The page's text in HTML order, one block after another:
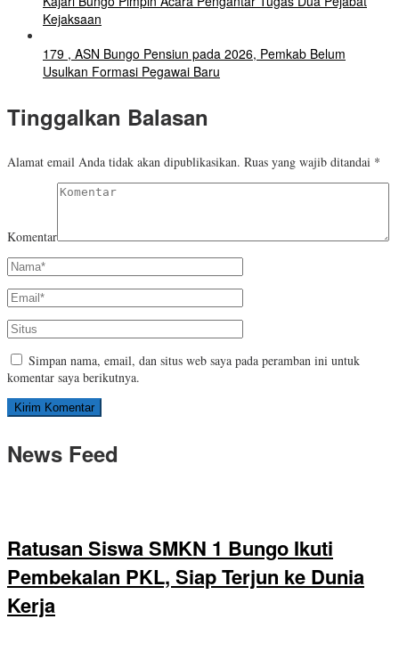
Kejaksaan
179 , ASN Bungo Pensiun pada 2026, Pemkab Belum
Usulkan Formasi Pegawai Baru
Tinggalkan Balasan
Alamat email Anda tidak akan dipublikasikan. Ruas yang wajib ditandai *
Komentar
Simpan nama, email, dan situs web saya pada peramban ini untuk
komentar saya berikutnya.
News Feed
Ratusan Siswa SMKN 1 Bungo Ikuti
Pembekalan PKL, Siap Terjun ke Dunia
Kerja